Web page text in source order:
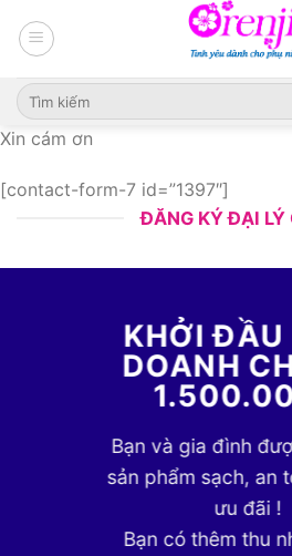
Xin cám ơn
[contact-form-7 id=”1397″]
ĐĂNG KÝ ĐẠI LÝ
KHỞI ĐẦU
DOANH
Bạn và gia đình
sản phẩm sạch, an
ưu đãi !
Bạn có thêm thu